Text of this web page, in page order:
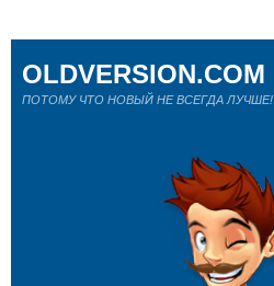
OLDVERSION.COM
ПОТОМУ ЧТО НОВЫЙ НЕ ВСЕГДА ЛУЧШЕ!